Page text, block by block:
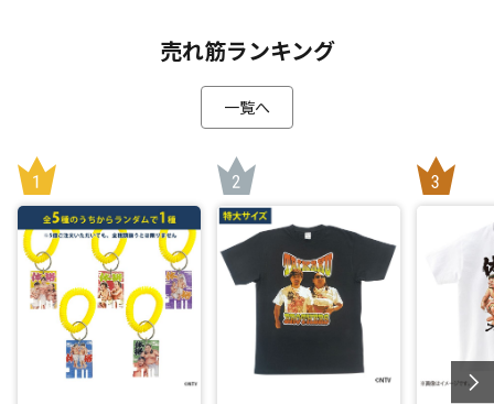
売れ筋ランキング
一覧へ